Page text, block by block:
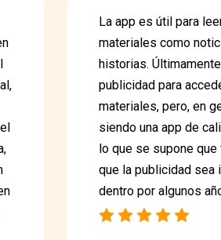
La app es útil para
materiales como
historias.
publicidad para
materiales, pero, en
siendo una app de
lo que se supone
que la publicidad sea
dentro por algunos